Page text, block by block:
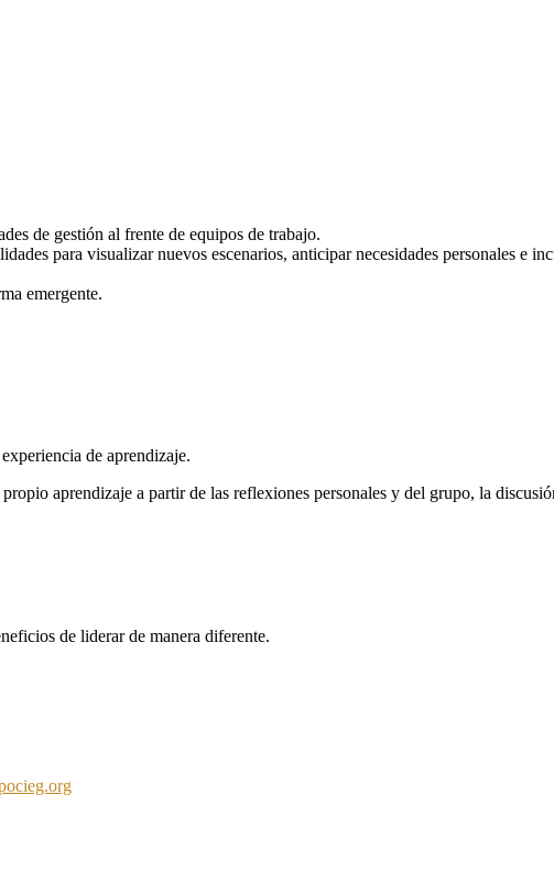
de gestión al frente de equipos de trabajo.
para visualizar nuevos escenarios, anticipar necesidades personales e
emergente.
de aprendizaje.
aprendizaje a partir de las reflexiones personales y del grupo, la
de liderar de manera diferente.